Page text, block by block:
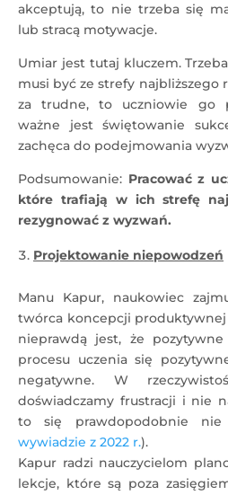
akceptują, to nie trzeba się
lub stracą motywacje.
Umiar jest tutaj kluczem.
musi być ze strefy najbliższego
za trudne, to uczniowie go
ważne jest świętowanie
zachęca do podejmowania
Podsumowanie: Pracować z
które trafiają w ich strefę
rezygnować z wyzwań.
Projektowanie niepowodzeń
Manu Kapur, naukowiec
twórca koncepcji produktywnej
nieprawdą jest, że
procesu uczenia się
negatywne. W
doświadczamy frustracji i nie
to się prawdopodobnie
wywiadzie z 2022 r.).
Kapur radzi nauczycielom
lekcje, które są poza